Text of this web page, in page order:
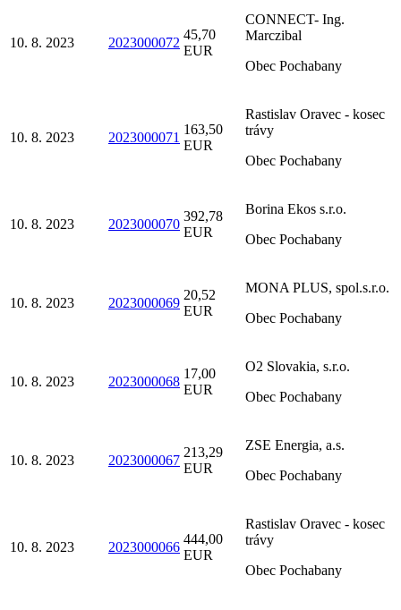
10. 8. 2023 2023000072
45,70
EUR
CONNECT- Ing.
Marczibal
Obec Pochabany
10. 8. 2023 2023000071
163,50
EUR
Rastislav Oravec - kosec
trávy
Obec Pochabany
10. 8. 2023 2023000070
392,78
EUR
Borina Ekos s.r.o.
Obec Pochabany
10. 8. 2023 2023000069
20,52
EUR
MONA PLUS, spol.s.r.o.
Obec Pochabany
10. 8. 2023 2023000068
17,00
EUR
O2 Slovakia, s.r.o.
Obec Pochabany
10. 8. 2023 2023000067
213,29
EUR
ZSE Energia, a.s.
Obec Pochabany
10. 8. 2023 2023000066
444,00
EUR
Rastislav Oravec - kosec
trávy
Obec Pochabany